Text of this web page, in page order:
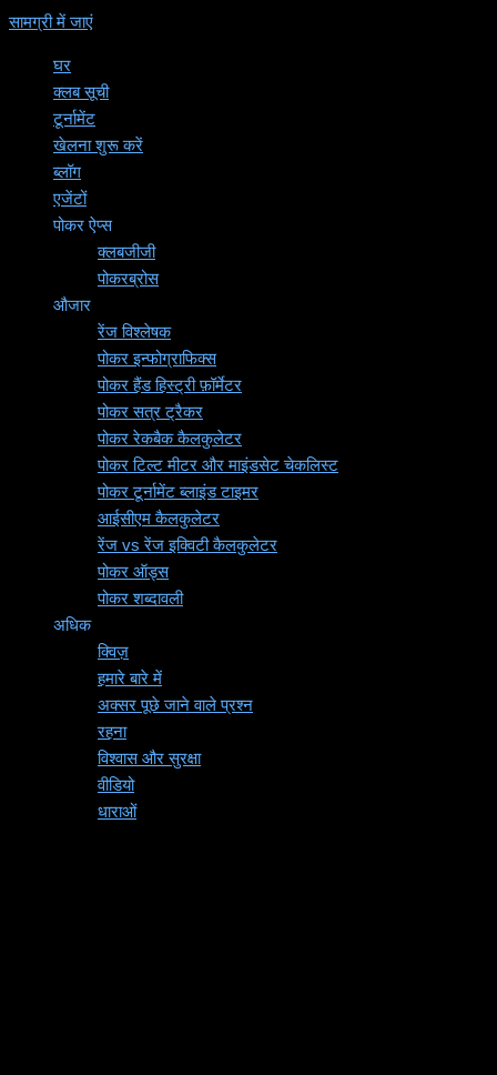
सामग्री में जाएं
घर
क्लब सूची
टूर्नामेंट
खेलना शुरू करें
ब्लॉग
एजेंटों
पोकर ऐप्स
क्लबजीजी
पोकरब्रोस
औजार
रेंज विश्लेषक
पोकर इन्फोग्राफिक्स
पोकर हैंड हिस्ट्री फ़ॉर्मेटर
पोकर सत्र ट्रैकर
पोकर रेकबैक कैलकुलेटर
पोकर टिल्ट मीटर और माइंडसेट चेकलिस्ट
पोकर टूर्नामेंट ब्लाइंड टाइमर
आईसीएम कैलकुलेटर
रेंज vs रेंज इक्विटी कैलकुलेटर
पोकर ऑड्स
पोकर शब्दावली
अधिक
क्विज़
हमारे बारे में
अक्सर पूछे जाने वाले प्रश्न
रहना
विश्वास और सुरक्षा
वीडियो
धाराओं